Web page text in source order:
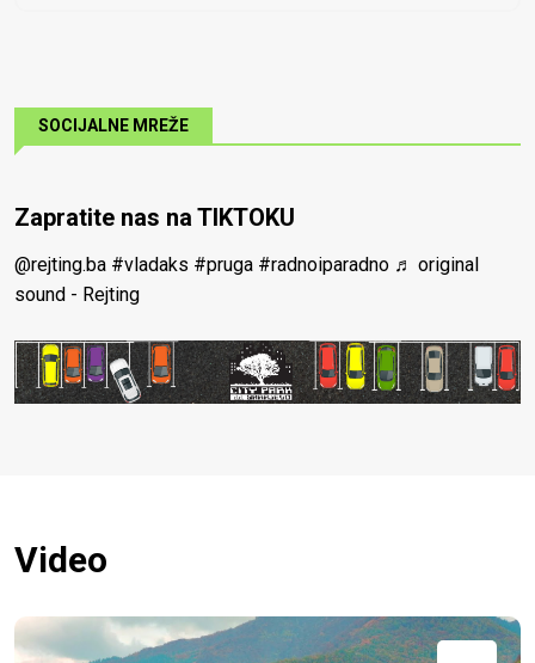
SOCIJALNE MREŽE
Zapratite nas na TIKTOKU
@rejting.ba #vladaks #pruga #radnoiparadno ♬ original
sound - Rejting
Video